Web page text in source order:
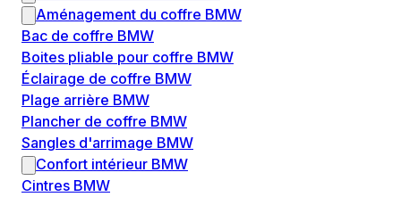
Aménagement du coffre BMW
Bac de coffre BMW
Boites pliable pour coffre BMW
Éclairage de coffre BMW
Plage arrière BMW
Plancher de coffre BMW
Sangles d'arrimage BMW
Confort intérieur BMW
Cintres BMW